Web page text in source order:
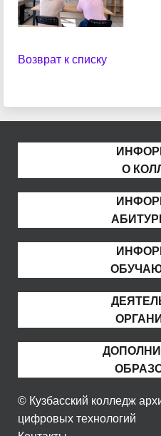
Возврат к списку
О
© Кузбасский колледж
цифровых технологий